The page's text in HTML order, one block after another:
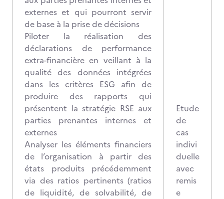
externes et qui pourront servir
de base à la prise de décisions
Piloter la réalisation des
déclarations de performance
extra-financière en veillant à la
qualité des données intégrées
dans les critères ESG afin de
produire des rapports qui
présentent la stratégie RSE aux
parties prenantes internes et
externes
Analyser les éléments financiers
de l’organisation à partir des
états produits précédemment
via des ratios pertinents (ratios
de liquidité, de solvabilité, de
Etude
de
cas
indivi
duelle
avec
remis
e